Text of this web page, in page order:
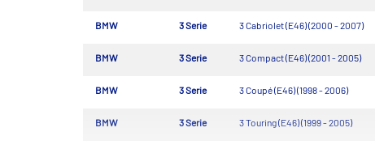
BMW 3 Serie 3 Cabriolet (E46) (2000 - 2007)
BMW 3 Serie 3 Compact (E46) (2001 - 2005)
BMW 3 Serie 3 Coupé (E46) (1998 - 2006)
BMW 3 Serie 3 Touring (E46) (1999 - 2005)